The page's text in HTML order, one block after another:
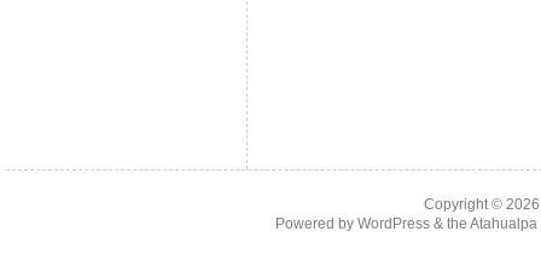
Copyright ©
Powered by WordPress& the Atahualpa